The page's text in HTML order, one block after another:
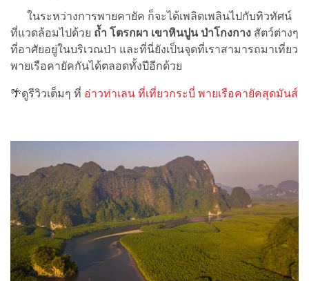
ในระหว่างการพายคายัค ก็จะได้เพลิดเพลินไปกับทิวทัศน์
ที่แวดล้อมไปด้วย ถ้ำ โตรกผา เขาหินปูน ป่าโกงกาง สัตว์ต่างๆ
ที่อาศัยอยู่ในบริเวณป่า และที่นี่ยังเป็นจุดที่เราสามารถมาเที่ยว
พายเรือคายัคกันได้ตลอดทั้งปีอีกด้วย
🌴ดูรีวิวเต็มๆ ที่ อ่าวท่าเลน ที่เที่ยวกระบี่ พายเรือคายัคสุดมันส์